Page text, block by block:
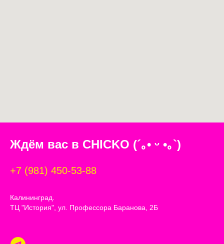
Ждём вас в CHICKO (´｡• ᵕ •｡`)
+7 (981) 450-53-88
Калининград.
ТЦ "История", ул. Профессора Баранова, 2Б